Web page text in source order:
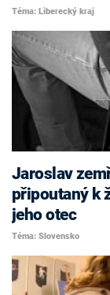
Téma: Liberecký kraj
Jaroslav
připoutaný k
jeho otec
Téma: Slovensko